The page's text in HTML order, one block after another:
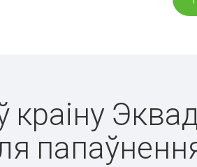
краіну